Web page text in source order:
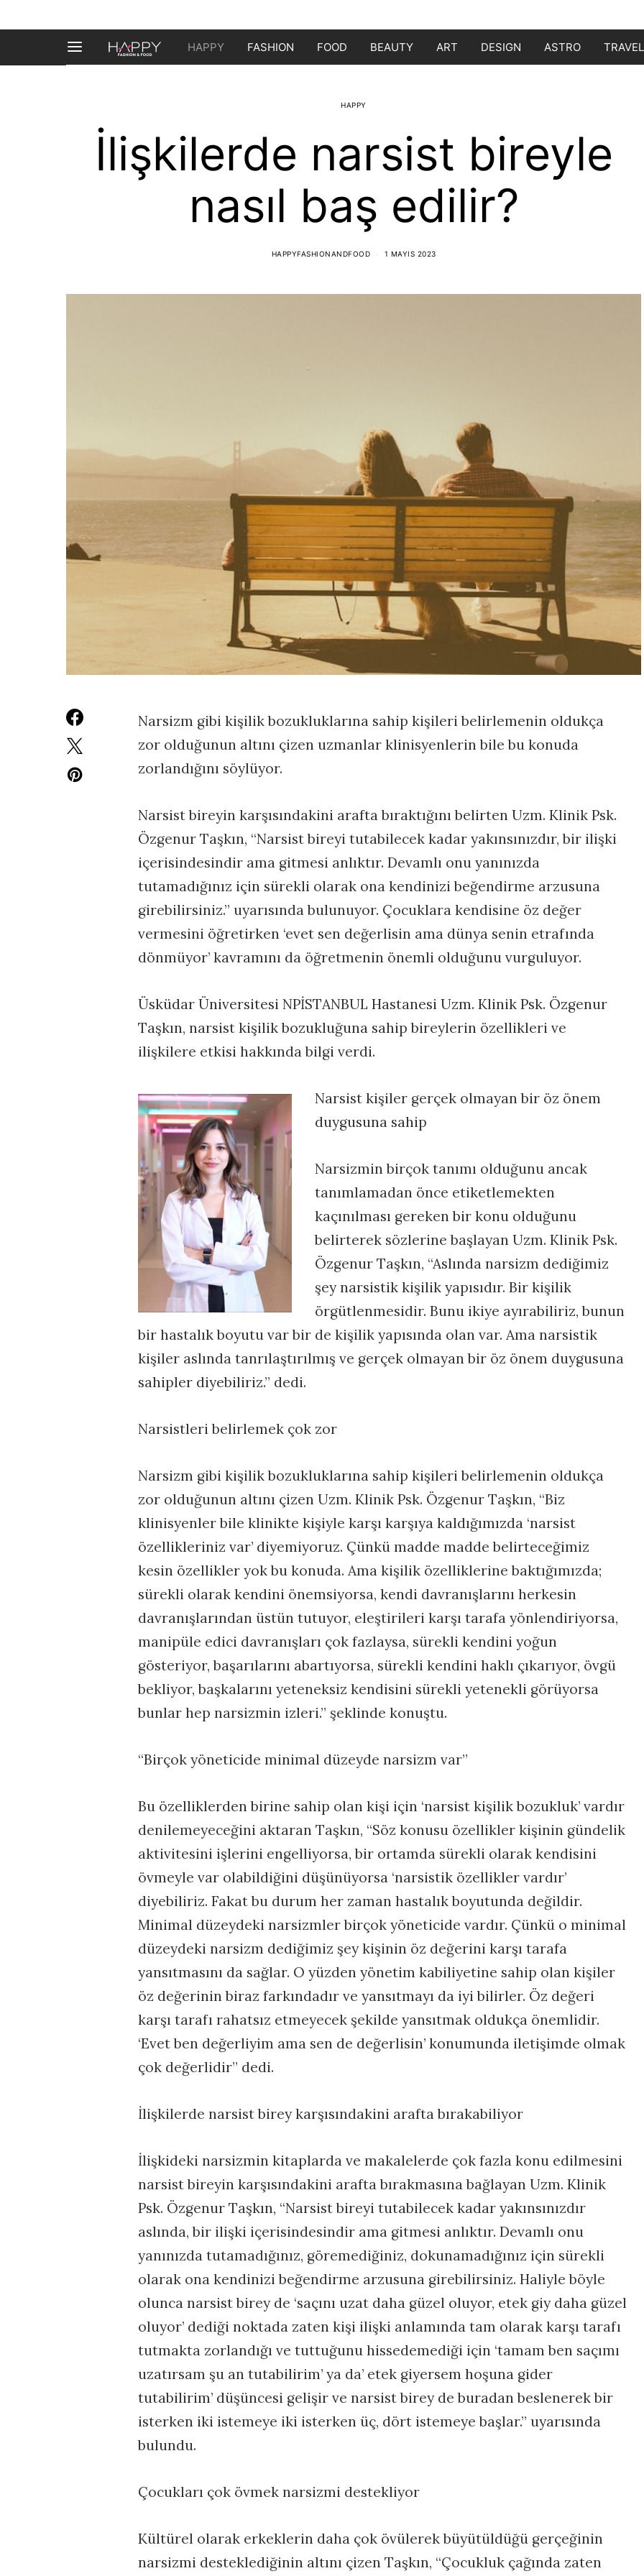
HAPPY FASHION FOOD BEAUTY ART DESIGN ASTRO TRAVEL
HAPPY
İlişkilerde narsist bireyle
nasıl baş edilir?
HAPPYFASHIONANDFOOD 1 MAYIS 2023
Narsizm gibi kişilik bozukluklarına sahip kişileri belirlemenin oldukça
zor olduğunun altını çizen uzmanlar klinisyenlerin bile bu konuda
zorlandığını söylüyor.
Narsist bireyin karşısındakini arafta bıraktığını belirten Uzm. Klinik Psk.
Özgenur Taşkın, “Narsist bireyi tutabilecek kadar yakınsınızdır, bir ilişki
içerisindesindir ama gitmesi anlıktır. Devamlı onu yanınızda
tutamadığınız için sürekli olarak ona kendinizi beğendirme arzusuna
girebilirsiniz.” uyarısında bulunuyor. Çocuklara kendisine öz değer
vermesini öğretirken ‘evet sen değerlisin ama dünya senin etrafında
dönmüyor’ kavramını da öğretmenin önemli olduğunu vurguluyor.
Üsküdar Üniversitesi NPİSTANBUL Hastanesi Uzm. Klinik Psk. Özgenur
Taşkın, narsist kişilik bozukluğuna sahip bireylerin özellikleri ve
ilişkilere etkisi hakkında bilgi verdi.
Narsist kişiler gerçek olmayan bir öz önem
duygusuna sahip
Narsizmin birçok tanımı olduğunu ancak
tanımlamadan önce etiketlemekten
kaçınılması gereken bir konu olduğunu
belirterek sözlerine başlayan Uzm. Klinik Psk.
Özgenur Taşkın, “Aslında narsizm dediğimiz
şey narsistik kişilik yapısıdır. Bir kişilik
örgütlenmesidir. Bunu ikiye ayırabiliriz, bunun
bir hastalık boyutu var bir de kişilik yapısında olan var. Ama narsistik
kişiler aslında tanrılaştırılmış ve gerçek olmayan bir öz önem duygusuna
sahipler diyebiliriz.” dedi.
Narsistleri belirlemek çok zor
Narsizm gibi kişilik bozukluklarına sahip kişileri belirlemenin oldukça
zor olduğunun altını çizen Uzm. Klinik Psk. Özgenur Taşkın, “Biz
klinisyenler bile klinikte kişiyle karşı karşıya kaldığımızda ‘narsist
özellikleriniz var’ diyemiyoruz. Çünkü madde madde belirteceğimiz
kesin özellikler yok bu konuda. Ama kişilik özelliklerine baktığımızda;
sürekli olarak kendini önemsiyorsa, kendi davranışlarını herkesin
davranışlarından üstün tutuyor, eleştirileri karşı tarafa yönlendiriyorsa,
manipüle edici davranışları çok fazlaysa, sürekli kendini yoğun
gösteriyor, başarılarını abartıyorsa, sürekli kendini haklı çıkarıyor, övgü
bekliyor, başkalarını yeteneksiz kendisini sürekli yetenekli görüyorsa
bunlar hep narsizmin izleri.” şeklinde konuştu.
“Birçok yöneticide minimal düzeyde narsizm var”
Bu özelliklerden birine sahip olan kişi için ‘narsist kişilik bozukluk’ vardır
denilemeyeceğini aktaran Taşkın, “Söz konusu özellikler kişinin gündelik
aktivitesini işlerini engelliyorsa, bir ortamda sürekli olarak kendisini
övmeyle var olabildiğini düşünüyorsa ‘narsistik özellikler vardır’
diyebiliriz. Fakat bu durum her zaman hastalık boyutunda değildir.
Minimal düzeydeki narsizmler birçok yöneticide vardır. Çünkü o minimal
düzeydeki narsizm dediğimiz şey kişinin öz değerini karşı tarafa
yansıtmasını da sağlar. O yüzden yönetim kabiliyetine sahip olan kişiler
öz değerinin biraz farkındadır ve yansıtmayı da iyi bilirler. Öz değeri
karşı tarafı rahatsız etmeyecek şekilde yansıtmak oldukça önemlidir.
‘Evet ben değerliyim ama sen de değerlisin’ konumunda iletişimde olmak
çok değerlidir” dedi.
İlişkilerde narsist birey karşısındakini arafta bırakabiliyor
İlişkideki narsizmin kitaplarda ve makalelerde çok fazla konu edilmesini
narsist bireyin karşısındakini arafta bırakmasına bağlayan Uzm. Klinik
Psk. Özgenur Taşkın, “Narsist bireyi tutabilecek kadar yakınsınızdır
aslında, bir ilişki içerisindesindir ama gitmesi anlıktır. Devamlı onu
yanınızda tutamadığınız, göremediğiniz, dokunamadığınız için sürekli
olarak ona kendinizi beğendirme arzusuna girebilirsiniz. Haliyle böyle
olunca narsist birey de ‘saçını uzat daha güzel oluyor, etek giy daha güzel
oluyor’ dediği noktada zaten kişi ilişki anlamında tam olarak karşı tarafı
tutmakta zorlandığı ve tuttuğunu hissedemediği için ‘tamam ben saçımı
uzatırsam şu an tutabilirim’ ya da’ etek giyersem hoşuna gider
tutabilirim’ düşüncesi gelişir ve narsist birey de buradan beslenerek bir
isterken iki istemeye iki isterken üç, dört istemeye başlar.” uyarısında
bulundu.
Çocukları çok övmek narsizmi destekliyor
Kültürel olarak erkeklerin daha çok övülerek büyütüldüğü gerçeğinin
narsizmi desteklediğinin altını çizen Taşkın, “Çocukluk çağında zaten